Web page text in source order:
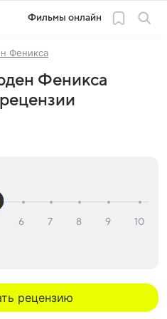
Фильмы онлайн
Феникса
Феникса
рецензию